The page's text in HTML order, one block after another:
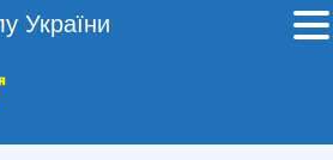
України